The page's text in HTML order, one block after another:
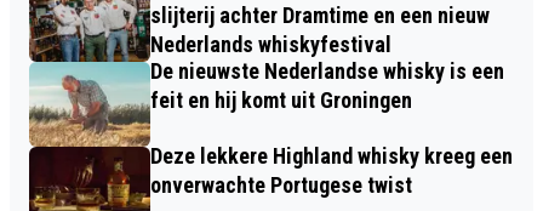
slijterij achter Dramtime en een nieuw
Nederlands whiskyfestival
De nieuwste Nederlandse whisky is een
feit en hij komt uit Groningen
Deze lekkere Highland whisky kreeg een
onverwachte Portugese twist